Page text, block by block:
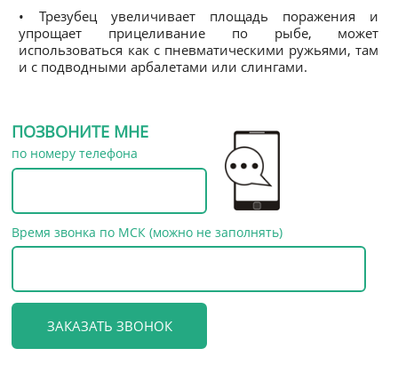
• Трезубец увеличивает площадь поражения и
упрощает прицеливание по рыбе, может
использоваться как с пневматическими ружьями, там
и с подводными арбалетами или слингами.
ПОЗВОНИТЕ МНЕ
по номеру телефона
Время звонка по МСК (можно не заполнять)